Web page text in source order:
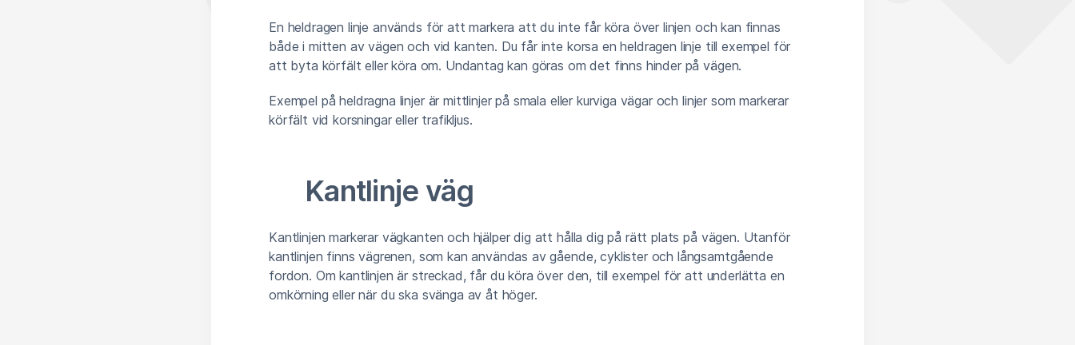
En heldragen linje används för att markera att du inte får köra över linjen och kan finnas
både i mitten av vägen och vid kanten. Du får inte korsa en heldragen linje till exempel för
att byta körfält eller köra om. Undantag kan göras om det finns hinder på vägen.
Exempel på heldragna linjer är mittlinjer på smala eller kurviga vägar och linjer som markerar
körfält vid korsningar eller trafikljus.
Kantlinje väg
Kantlinjen markerar vägkanten och hjälper dig att hålla dig på rätt plats på vägen. Utanför
kantlinjen finns vägrenen, som kan användas av gående, cyklister och långsamtgående
fordon. Om kantlinjen är streckad, får du köra över den, till exempel för att underlätta en
omkörning eller när du ska svänga av åt höger.